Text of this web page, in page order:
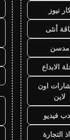
نيوز
أنثى
مدسن
الابداع
اون
لاين
فيديو
التجارة